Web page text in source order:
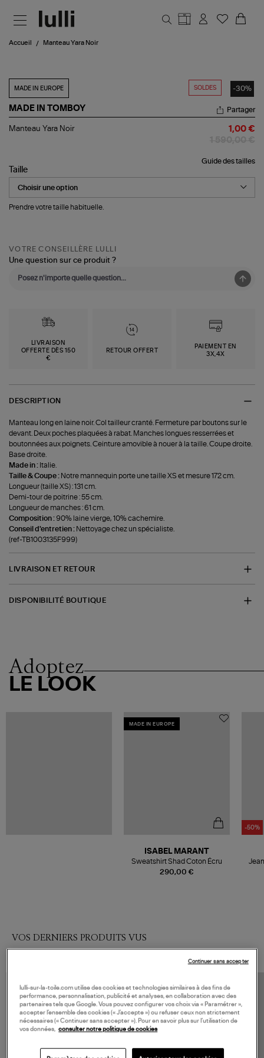
Accueil Manteau Yara Noir
SOLDES -30%
MADE IN EUROPE
MADE IN TOMBOY
Manteau
Partager
Manteau Yara Noir 1,00 €
Guide des tailles
Taille
Prendre votre taille habituelle.
VOTRE CONSEILLÈRE LULLI
Une question sur ce produit ?
LIVRAISON
OFFERTE DÈS 150
€
RETOUR OFFERT
PAIEMENT EN
3X,4X
DESCRIPTION
Manteau long en laine noir. Col tailleur cranté. Fermeture par boutons sur le
devant. Deux poches plaquées à rabat. Manches longues resserrées et
boutonnées aux poignets. Ceinture amovible à nouer à la taille. Coupe droite.
Base droite.
Made in : Italie.
Taille & Coupe : Notre mannequin porte une taille XS et mesure 172 cm.
Longueur (taille XS) : 131 cm.
Demi-tour de poitrine : 55 cm.
Longueur de manches : 61 cm.
Composition : 90% laine vierge, 10% cachemire.
Conseil d'entretien : Nettoyage chez un spécialiste.
(ref-TB1003135F999)
LIVRAISON ET RETOUR
DISPONIBILITÉ BOUTIQUE
Adoptez
LE LOOK
MADE IN EUROPE
290,00 €
ISABEL MARANT
Sweatshirt Shad Coton Écru
-50%
VOS DERNIERS PRODUITS VUS
lulli-sur-la-toile.com utilise des cookies et technologies similaires à des fins de
performance, personnalisation, publicité et analyses, en collaboration avec des
partenaires tels que Google. Vous pouvez configurer vos choix via « Paramétrer »,
accepter l’ensemble des cookies (« J’accepte ») ou refuser ceux non strictement
nécessaires (« Continuer sans accepter »). Pour en savoir plus sur l’utilisation de
vos données,
consulter notre politique de cookies
Continuer sans accepter